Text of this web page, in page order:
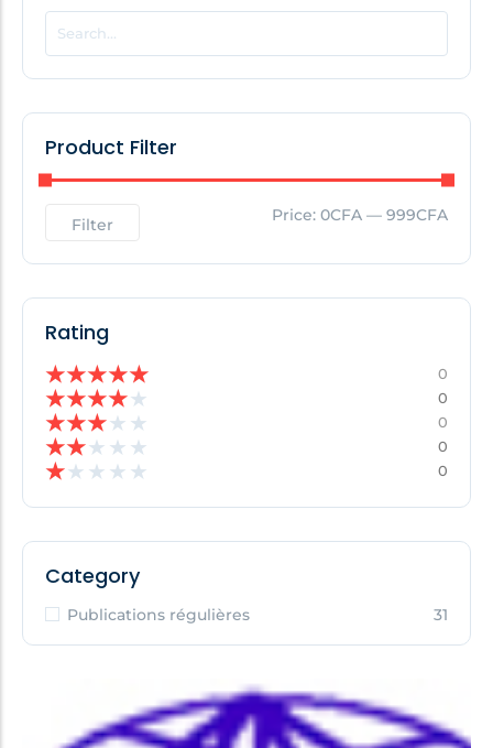
POPULAR THIS WEEK
No Posts Found!
No Posts Found!
Product Filter
Filter Price: 0CFA — 999CFA
Rating
★★★★★ 0
★★★★★ 0
★★★★ ★ 0
★★★ ★ ★ 0
★★ ★ ★ ★ 0
Category
Publications régulières 31